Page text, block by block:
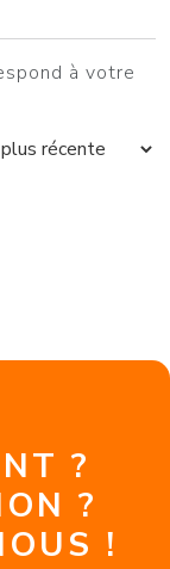
à votre
?
?
!